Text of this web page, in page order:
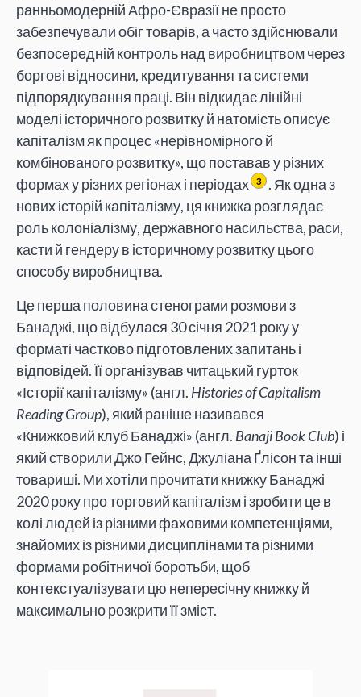
ранньомодерній Афро-Євразії не просто
забезпечували обіг товарів, а часто здійснювали
безпосередній контроль над виробництвом через
боргові відносини, кредитування та системи
підпорядкування праці. Він відкидає лінійні
моделі історичного розвитку й натомість описує
капіталізм як процес «нерівномірного й
комбінованого розвитку», що поставав у різних
формах у різних регіонах і періодах
3
. Як одна з
нових історій капіталізму, ця книжка розглядає
роль колоніалізму, державного насильства, раси,
касти й гендеру в історичному розвитку цього
способу виробництва.
Це перша половина стенограми розмови з
Банаджі, що відбулася 30 січня 2021 року у
форматі частково підготовлених запитань і
відповідей. Її організував читацький гурток
«Історії капіталізму» (англ. Histories of Capitalism
Reading Group), який раніше називався
«Книжковий клуб Банаджі» (англ. Banaji Book Club) і
який створили Джо Гейнс, Джуліана Ґлісон та інші
товариші. Ми хотіли прочитати книжку Банаджі
2020 року про торговий капіталізм і зробити це в
колі людей із різними фаховими компетенціями,
знайомих із різними дисциплінами та різними
формами робітничої боротьби, щоб
контекстуалізувати цю непересічну книжку й
максимально розкрити її зміст.